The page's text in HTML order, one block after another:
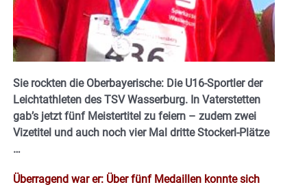
Sie rockten die Oberbayerische: Die U16-Sportler der
Leichtathleten des TSV Wasserburg. In Vaterstetten
gab’s jetzt fünf Meistertitel zu feiern – zudem zwei
Vizetitel und auch noch vier Mal dritte Stockerl-Plätze
…
Überragend war er: Über fünf Medaillen konnte sich